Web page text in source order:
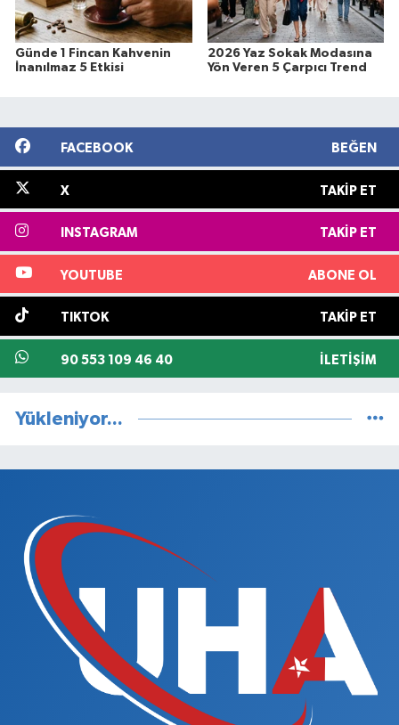
Günde 1 Fincan Kahvenin
İnanılmaz 5 Etkisi
2026 Yaz Sokak Modasına
Yön Veren 5 Çarpıcı Trend
FACEBOOK BEĞEN
X TAKIP ET
INSTAGRAM TAKIP ET
YOUTUBE ABONE OL
TIKTOK TAKIP ET
90 553 109 46 40 İLETIŞIM
Yükleniyor...